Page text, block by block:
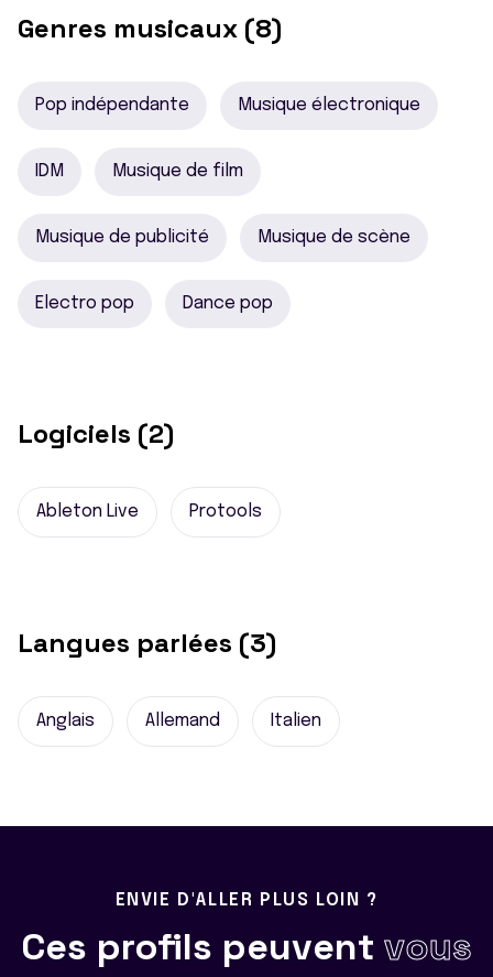
Genres musicaux (8)
Pop indépendante Musique électronique
IDM Musique de film
Musique de publicité Musique de scène
Electro pop Dance pop
Logiciels (2)
Ableton Live Protools
Langues parlées (3)
Anglais Allemand Italien
ENVIE D'ALLER PLUS LOIN ?
Ces profils peuvent vous